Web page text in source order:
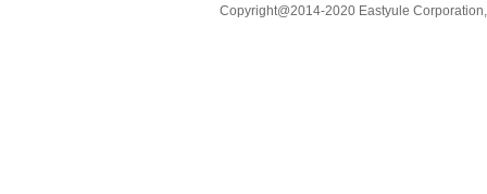
Copyright@2014-2020 Eastyule